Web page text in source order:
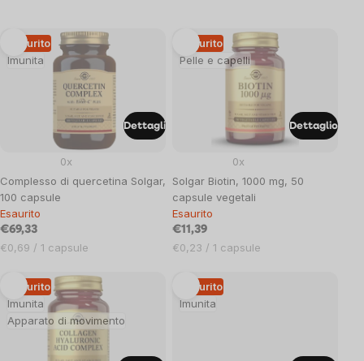
List
of
products
Imunita
Esaurito
Complesso di quercetina Solgar,
100 capsule
0x
Esaurito
€69,33
Prezzo
€0,69 / 1 capsule
Dettagli
Pelle e capelli
Esaurito
Solgar Biotin, 1000 mg, 50
capsule vegetali
0x
Esaurito
€11,39
Prezzo
€0,23 / 1 capsule
Dettaglio
Imunita
Apparato di movimento
Esaurito
Imunita
Esaurito